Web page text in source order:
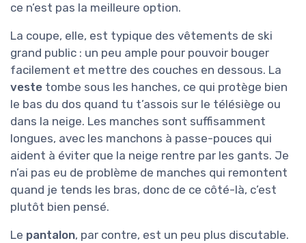
ce n’est pas la meilleure option.
La coupe, elle, est typique des vêtements de ski
grand public : un peu ample pour pouvoir bouger
facilement et mettre des couches en dessous. La
veste tombe sous les hanches, ce qui protège bien
le bas du dos quand tu t’assois sur le télésiège ou
dans la neige. Les manches sont suffisamment
longues, avec les manchons à passe-pouces qui
aident à éviter que la neige rentre par les gants. Je
n’ai pas eu de problème de manches qui remontent
quand je tends les bras, donc de ce côté-là, c’est
plutôt bien pensé.
Le pantalon, par contre, est un peu plus discutable.